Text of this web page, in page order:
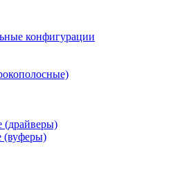
конфигурации
(драйверы)
(вуферы)